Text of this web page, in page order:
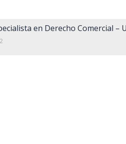
en Derecho Comercial –